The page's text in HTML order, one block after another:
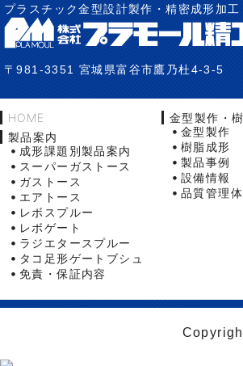
プラスチック金型設計製作・精密成形加工
〒981-3351 宮城県富谷市鷹乃杜4-3-5
HOME
製品案内
成形課題別製品案内
スーパーガストース
ガストース
エアトース
レボスプルー
レボゲート
ラジエタースプルー
タコ足形ゲートブシュ
免責・保証内容
金型製作・
金型製作
樹脂成形
製品事例
設備情報
品質管理